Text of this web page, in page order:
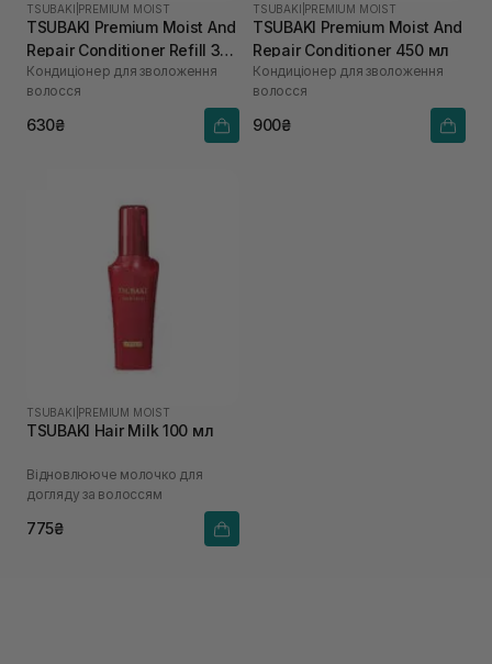
TSUBAKI PREMIUM MOIST
TSUBAKI Premium Moist And
Repair Conditioner Refill 300
мл
Кондиціонер для зволоження
волосся
630₴
TSUBAKI PREMIUM MOIST
TSUBAKI Premium Moist And
Repair Conditioner 450 мл
Кондиціонер для зволоження
волосся
900₴
TSUBAKI PREMIUM MOIST
TSUBAKI Hair Milk 100 мл
Відновлююче молочко для
догляду за волоссям
775₴